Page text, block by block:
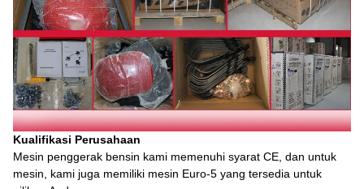
Kualifikasi Perusahaan
Mesin penggerak bensin kami memenuhi syarat CE, dan untuk
mesin, kami juga memiliki mesin Euro-5 yang tersedia untuk